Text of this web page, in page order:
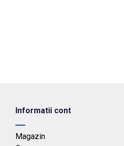
Informatii cont
Magazin